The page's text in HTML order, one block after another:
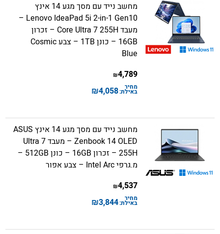
מחשב נייד עם מסך מגע 14 אינץ
Lenovo IdeaPad 5i 2-in-1 Gen10 –
מעבד Core Ultra 7 255H – זכרון
16GB – כונן 1TB – צבע Cosmic
Blue
4,789
₪
מחיר
באילת:4,058
₪
מחשב נייד עם מסך מגע 14 אינץ ASUS
Zenbook 14 OLED – מעבד Ultra 7
255H – זכרון 16GB – כונן 512GB –
מ.גרפי Intel Arc – צבע אפור
4,537
₪
מחיר
באילת:3,844
₪